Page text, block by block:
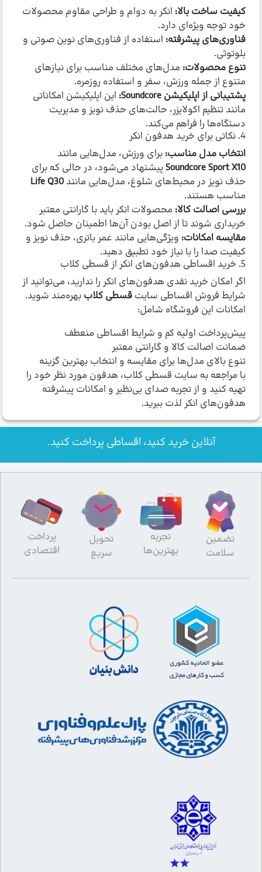
کیفیت ساخت بالا: انکر به دوام و طراحی مقاوم محصولات
خود توجه ویژه‌ای دارد.
فناوری‌های پیشرفته: استفاده از فناوری‌های نوین صوتی و
بلوتوثی.
تنوع محصولات: مدل‌های مختلف مناسب برای نیازهای
متنوع از جمله ورزش، سفر و استفاده روزمره.
پشتیبانی از اپلیکیشن Soundcore:
این اپلیکیشن امکاناتی
مانند تنظیم اکولایزر، حالت‌های حذف نویز و مدیریت
دستگاه‌ها را فراهم می‌کند.
4. نکاتی برای خرید هدفون انکر
انتخاب مدل مناسب: برای ورزش، مدل‌هایی مانند
Soundcore Sport X10پیشنهاد می‌شود، در حالی که برای
حذف نویز در محیط‌های شلوغ، مدل‌هایی مانندLife Q30
مناسب هستند.
بررسی اصالت کالا: محصولات انکر باید با گارانتی معتبر
خریداری شوند تا از اصل بودن آن‌ها اطمینان حاصل شود.
مقایسه امکانات: ویژگی‌هایی مانند عمر باتری، حذف نویز و
کیفیت صدا را با نیاز خود تطبیق دهید.
5. خرید اقساطی هدفون‌های انکر از قسطی کلاب
اگر امکان خرید نقدی هدفون‌های انکر را ندارید، می‌توانید از
شرایط فروش اقساطی سایتقسطی کلاب بهره‌مند شوید.
امکانات این فروشگاه شامل:
پیش‌پرداخت اولیه کم و شرایط اقساطی منعطف
ضمانت اصالت کالا و گارانتی معتبر
تنوع بالای مدل‌ها برای مقایسه و انتخاب بهترین گزینه
با مراجعه به سایت قسطی کلاب، هدفون مورد نظر خود را
تهیه کنید و از تجربه صدای بی‌نظیر و امکانات پیشرفته
هدفون‌های انکر لذت ببرید.
آنلاین خرید کنید، اقساطی پرداخت کنید.
تضمین
سلامت
تجربه
بهترین‌ها
تحویل
سریع
پرداخت
اقتصادی